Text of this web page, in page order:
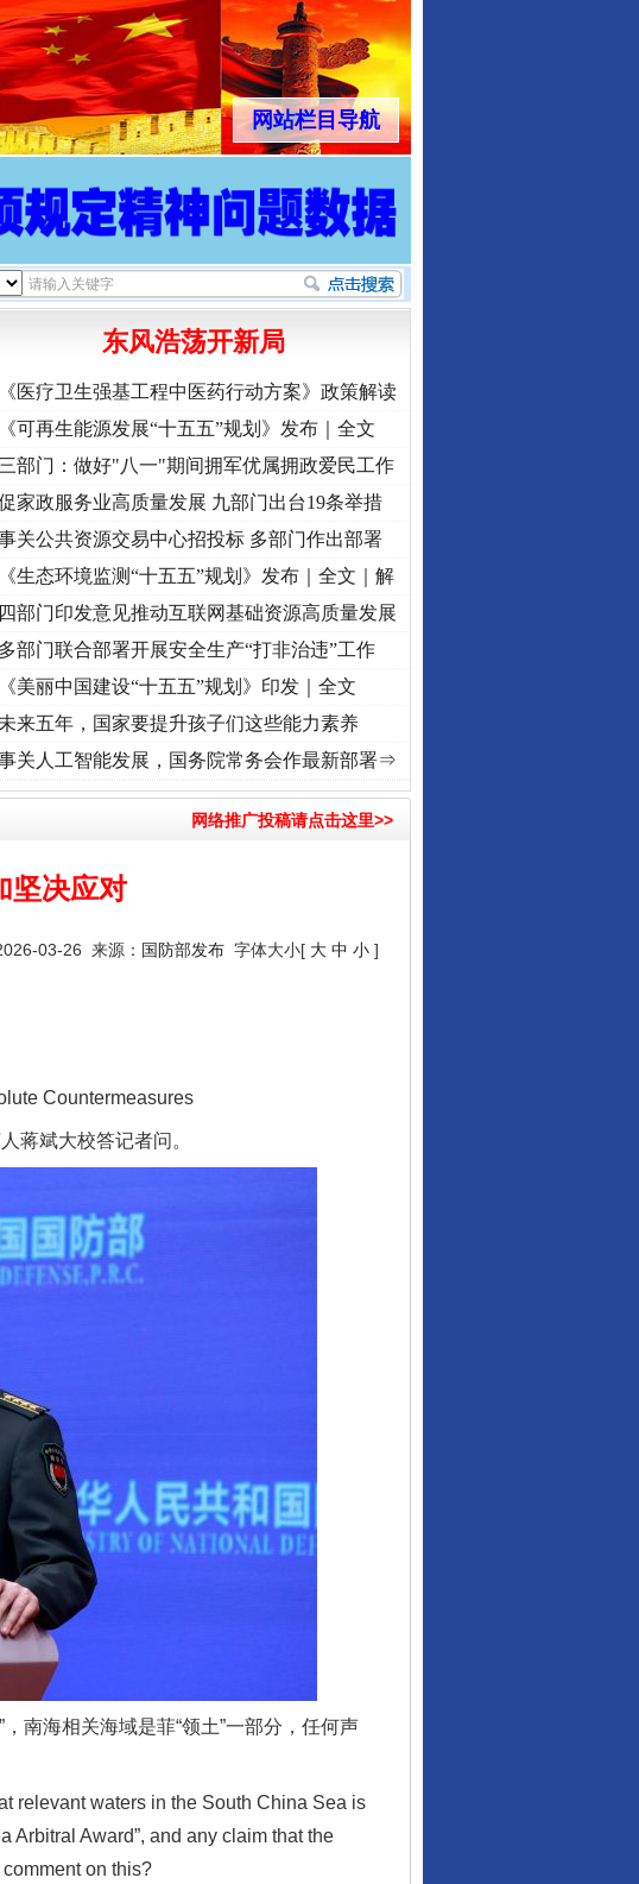
网站栏目导航
]牢记初心使命 奋进复兴征程丨“转折之城”激荡..·[视频]牢记初心使命 奋进复兴征程丨红船起航处 潮起
东风浩荡开新局
《医疗卫生强基工程中医药行动方案》政策解读
《可再生能源发展“十五五”规划》发布｜全文
三部门：做好"八一"期间拥军优属拥政爱民工作
家政服务业高质量发展 九部门出台19条举措
关公共资源交易中心招投标 多部门作出部署
《生态环境监测“十五五”规划》发布｜全文｜解
读
四部门印发意见推动互联网基础资源高质量发展
多部门联合部署开展安全生产“打非治违”工作
《美丽中国建设“十五五”规划》印发｜全文
未来五年，国家要提升孩子们这些能力素养
关人工智能发展，国务院常务会作最新部署⇒
网络推广投稿请点击这里>>
坚决应对
03-26 来源： 国防部发布 字体大小[ 大 中 小 ]
Countermeasures
斌大校答记者问。
海相关海域是菲“领土”一部分，任何声
waters in the South China Sea is
Arbitral Award”, and any claim that the
on this?